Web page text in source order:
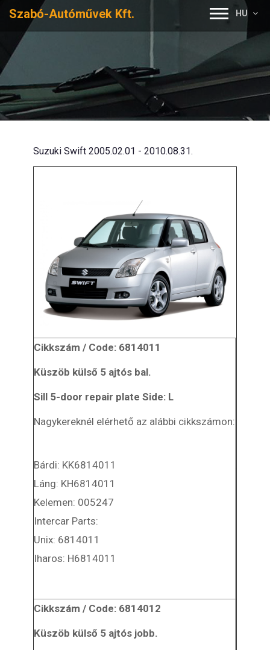
Szabó-Autóművek Kft. HU
Suzuki Swift 2005.02.01 - 2010.08.31.
Cikkszám / Code: 6814011
Küszöb külső 5 ajtós bal.
Sill 5-door repair plate Side: L
Nagykereknél elérhető az alábbi cikkszámon:
Bárdi: KK6814011
Láng: KH6814011
Kelemen: 005247
Intercar Parts:
Unix: 6814011
Iharos: H6814011
Cikkszám / Code: 6814012
Küszöb külső 5 ajtós jobb.